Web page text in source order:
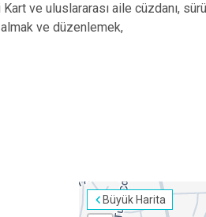
ve uluslararası aile cüzdanı,
ve düzenlemek,
Büyük Harita